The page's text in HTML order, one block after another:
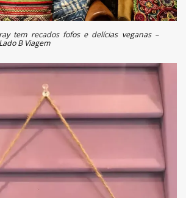
tem recados fofos e delícias veganas –
B Viagem